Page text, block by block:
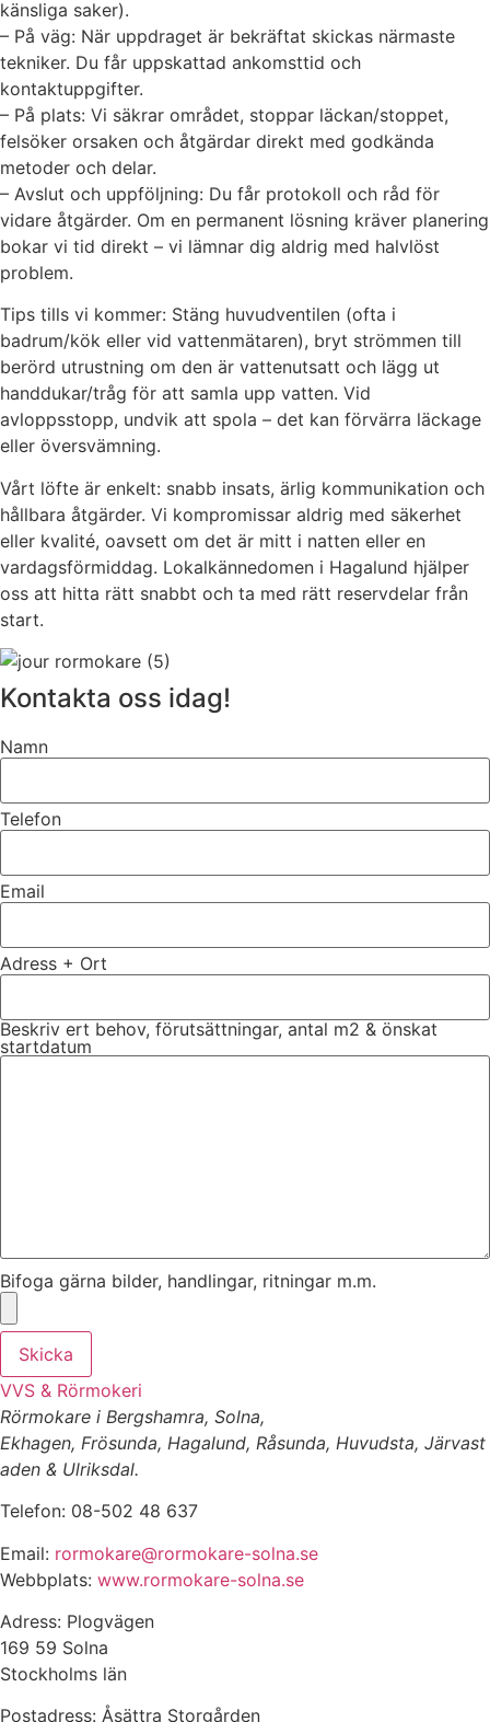
känsliga saker).
– På väg: När uppdraget är bekräftat skickas närmaste
tekniker. Du får uppskattad ankomsttid och
kontaktuppgifter.
– På plats: Vi säkrar området, stoppar läckan/stoppet,
felsöker orsaken och åtgärdar direkt med godkända
metoder och delar.
– Avslut och uppföljning: Du får protokoll och råd för
vidare åtgärder. Om en permanent lösning kräver planering
bokar vi tid direkt – vi lämnar dig aldrig med halvlöst
problem.
Tips tills vi kommer: Stäng huvudventilen (ofta i
badrum/kök eller vid vattenmätaren), bryt strömmen till
berörd utrustning om den är vattenutsatt och lägg ut
handdukar/tråg för att samla upp vatten. Vid
avloppsstopp, undvik att spola – det kan förvärra läckage
eller översvämning.
Vårt löfte är enkelt: snabb insats, ärlig kommunikation och
hållbara åtgärder. Vi kompromissar aldrig med säkerhet
eller kvalité, oavsett om det är mitt i natten eller en
vardagsförmiddag. Lokalkännedomen i Hagalund hjälper
oss att hitta rätt snabbt och ta med rätt reservdelar från
start.
Kontakta oss idag!
Namn
Telefon
Email
Adress + Ort
Beskriv ert behov, förutsättningar, antal m2 & önskat
startdatum
Bifoga gärna bilder, handlingar, ritningar m.m.
Skicka
VVS & Rörmokeri
Rörmokare i Bergshamra, Solna,
Ekhagen, Frösunda, Hagalund, Råsunda, Huvudsta, Järvast
aden & Ulriksdal.
Telefon: 08-502 48 637
Email: rormokare@rormokare-solna.se
Webbplats: www.rormokare-solna.se
Adress: Plogvägen
169 59 Solna
Stockholms län
Postadress: Åsättra Storgården